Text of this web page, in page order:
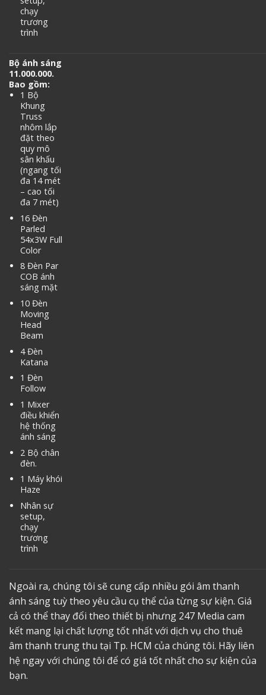
chạy
trương
trình
Bộ ánh sáng
11.000.000.
Bao gồm:
1 Bộ
Khung
Truss
nhôm lắp
đặt theo
quy mô
sân khấu
(ngang tối
đa 14 mét
– cao tối
đa 7 mét)
16 Đèn
Parled
54x3W Full
Color
8 Đèn Par
COB ánh
sáng mặt
10 Đèn
Moving
Head
Beam
4 Đèn
Katana
1 Đèn
Follow
1 Mixer
điều khiển
hệ thống
ánh sáng
2 Bộ chân
đèn.
1 Máy khói
Haze
Nhân sự
setup,
chạy
trương
trình
Ngoài ra, chúng tôi sẽ cung cấp nhiều gói âm thanh
ánh sáng tuỳ theo yêu cầu cụ thể của từng sự kiện. Giá
cả có thể thay đổi theo thiết bị nhưng 247 Media cam
kết mang lại chất lượng tốt nhất với dịch vụ cho thuê
âm thanh trung thu tại Tp. HCM của chúng tôi. Hãy liên
hệ ngay với chúng tôi để có giá tốt nhất cho sự kiện của
bạn.